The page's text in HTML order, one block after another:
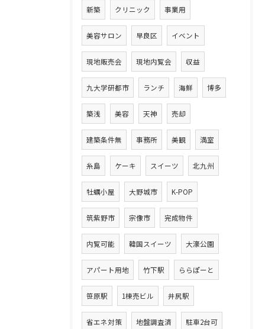
新築 クリニック 事業用
美容サロン 早良区 イベント
現地販売会 現地内覧会 収益
九大学研都市 ランチ 海鮮 博多
築浅 美容 天神 売却
建築条件無 事務所 美観 満室
糸島 ケーキ スイーツ 北九州
牡蠣小屋 大野城市 K-POP
筑紫野市 宗像市 完成物件
内覧可能 韓国スイーツ 大濠公園
アパート用地 竹下駅 ららぽーと
笹原駅 1棟売ビル 井尻駅
省エネ対策 地盤調査済 駐車2台可